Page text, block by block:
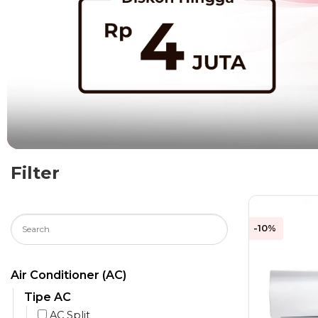
Filter
Air Conditioner (AC)
Tipe AC
AC Split
-10%